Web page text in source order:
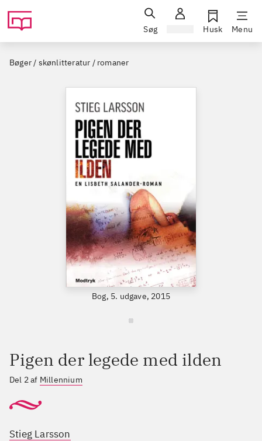
Søg Husk Menu
Bøger / skønlitteratur / romaner
Bog, 5. udgave, 2015
Pigen der legede med ilden
Del 2 af Millennium
Stieg Larsson